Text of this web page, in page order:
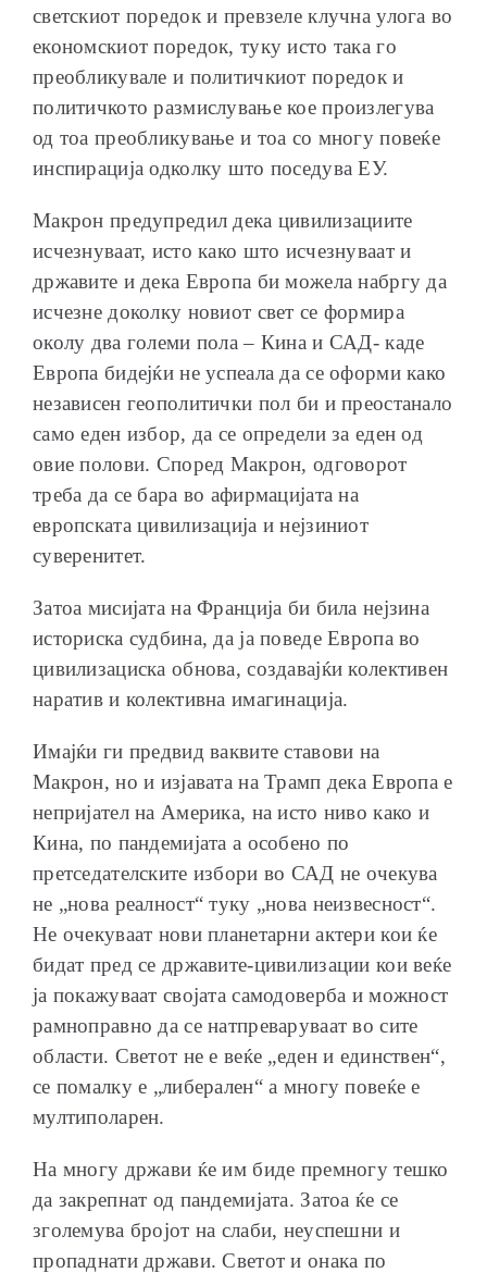
светскиот поредок и превзеле клучна улога во
економскиот поредок, туку исто така го
преобликувале и политичкиот поредок и
политичкото размислување кое произлегува
од тоа преобликување и тоа со многу повеќе
инспирација одколку што поседува ЕУ.
Макрон предупредил дека цивилизациите
исчезнуваат, исто како што исчезнуваат и
државите и дека Европа би можела набргу да
исчезне доколку новиот свет се формира
околу два големи пола – Кина и САД- каде
Европа бидејќи не успеала да се оформи како
независен геополитички пол би и преостанало
само еден избор, да се определи за еден од
овие полови. Според Макрон, одговорот
треба да се бара во афирмацијата на
европската цивилизација и нејзиниот
суверенитет.
Затоа мисијата на Франција би била нејзина
историска судбина, да ја поведе Европа во
цивилизациска обнова, создавајќи колективен
наратив и колективна имагинација.
Имајќи ги предвид ваквите ставови на
Макрон, но и изјавата на Трамп дека Европа е
непријател на Америка, на исто ниво како и
Кина, по пандемијата а особено по
претседателските избори во САД не очекува
не „нова реалност“ туку „нова неизвесност“.
Не очекуваат нови планетарни актери кои ќе
бидат пред се државите-цивилизации кои веќе
ја покажуваат својата самодоверба и можност
рамноправно да се натпреваруваат во сите
области. Светот не е веќе „еден и единствен“,
се помалку е „либерален“ а многу повеќе е
мултиполарен.
На многу држави ќе им биде премногу тешко
да закрепнат од пандемијата. Затоа ќе се
зголемува бројот на слаби, неуспешни и
пропаднати држави. Светот и онака по